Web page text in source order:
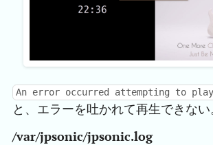
An error occurred attempting to
と、エラーを吐かれて再生できない
/var/jpsonic/jpsonic.log